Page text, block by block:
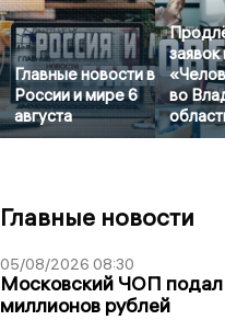
Главные новости в
России и мире 6
августа
во
Главные новости
05/08/2026 08:30
Московский ЧОП подал
миллионов рублей